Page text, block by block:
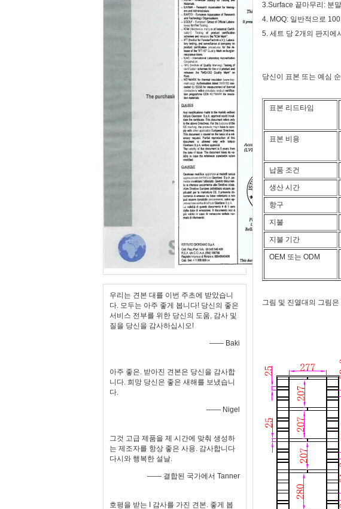
우리는 견본 대를 이번 주초에 받았습니
다. 모두는 아주 좋게 봅니다! 당신의 좋은
서비스 전부를 위한 당신의 도움, 감사 및
질을 당신을 감사하십시오!
—— Baki
아주 좋은. 받아진 견본은 당신을 감사합
니다. 희망 당신은 좋은 새해를 보냈습니
다.
—— Nigel
그것 고급 제품을 제 시간에 맞춰 생성하
는 제조자를 항상 좋은 사용. 감사합니다
다시와 행복한 설날.
—— 결합된 국가에서 Tanner
호평을 받는 I 감사를 가진 견본. 좋게 봅
3.Surface 끝마무리: 분
4. MOQ: 일반적으로
5. 세트 당 2개의 판지에
당신이 표본 또는 예심
표본 리드타임
표본 비용
납품 조건
생산 시간
항구
지불
지불 기간
OEM 또는 ODM
그림 및 진열대의 그림